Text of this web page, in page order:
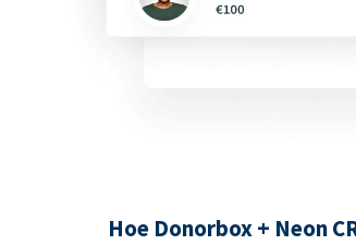
Hoe Donorbox + Neon